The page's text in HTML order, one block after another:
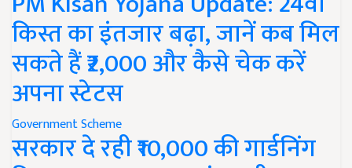
किस्त का इंतजार बढ़ा, जानें कब मिल
सकते हैं ₹2,000 और कैसे चेक करें
अपना स्टेटस
Government Scheme
सरकार दे रही ₹10,000 की गार्डनिंग